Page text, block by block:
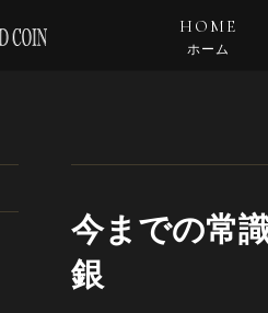
HOME
ホーム
今までの常
銀